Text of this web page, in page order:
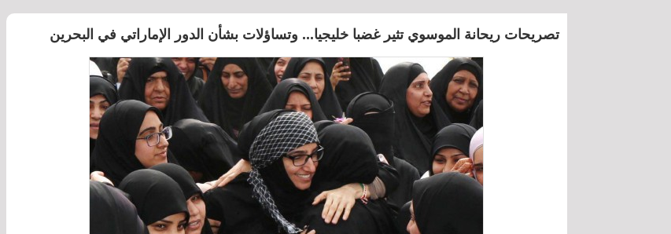
تصريحات ريحانة الموسوي تثير غضبا خليجيا... وتساؤلات بشأن الدور الإماراتي في البحرين